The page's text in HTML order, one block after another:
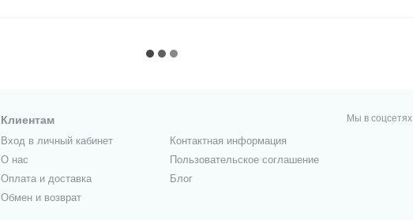
Клиентам
Вход в личный кабинет
О нас
Оплата и доставка
Обмен и возврат
Контактная информация
Пользовательское соглашение
Блог
Мы в соцсетях